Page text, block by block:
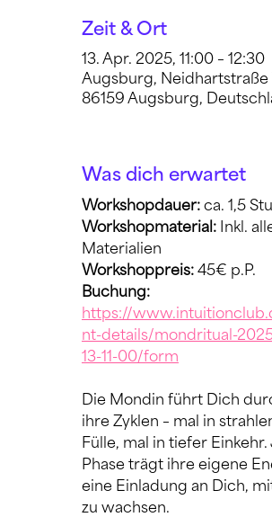
Zeit & Ort
13. Apr. 2025, 11:00 – 12:30
Augsburg, Neidhartstraße
86159 Augsburg,
Was dich erwartet
Workshopdauer: ca. 1,5
Workshopmaterial: Inkl.
Materialien
Workshoppreis: 45€ p.P.
Buchung:
https://
nt-details/mondritual-
13-11-00/form
Die Mondin führt Dich
ihre Zyklen – mal in
Fülle, mal in tiefer Einkehr.
Phase trägt ihre eigene
eine Einladung an Dich,
zu wachsen.